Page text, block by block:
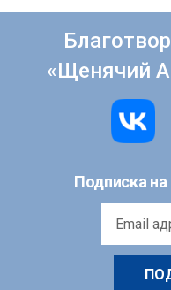
«Щенячий
Подписка на